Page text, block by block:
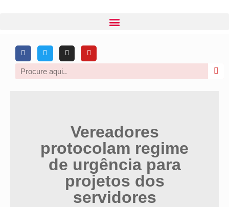
Vereadores
protocolam regime
de urgência para
projetos dos
servidores